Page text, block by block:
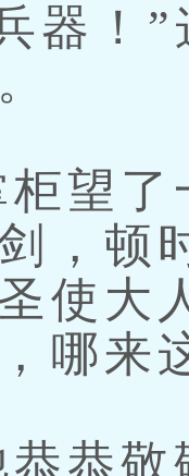
！”
望了
，顿
使大
哪来
恭敬